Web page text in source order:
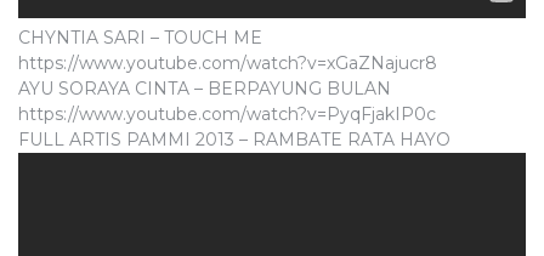
CHYNTIA SARI – TOUCH ME
https://www.youtube.com/watch?v=xGaZNajucr8
AYU SORAYA CINTA – BERPAYUNG BULAN
https://www.youtube.com/watch?v=PyqFjakIP0c
FULL ARTIS PAMMI 2013 – RAMBATE RATA HAYO